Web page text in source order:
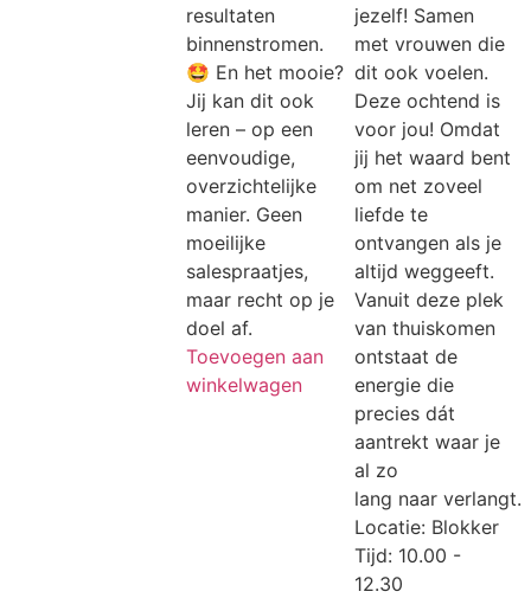
resultaten
binnenstromen.
🤩 En het mooie?
Jij kan dit ook
leren – op een
eenvoudige,
overzichtelijke
manier. Geen
moeilijke
salespraatjes,
maar recht op je
doel af.
Toevoegen aan
winkelwagen
jezelf! Samen
met vrouwen die
dit ook voelen.
Deze ochtend is
voor jou! Omdat
jij het waard bent
om net zoveel
liefde te
ontvangen als je
altijd weggeeft.
Vanuit deze plek
van thuiskomen
ontstaat de
energie die
precies dát
aantrekt waar je
al zo
lang naar verlangt.
Locatie: Blokker
Tijd: 10.00 -
12.30